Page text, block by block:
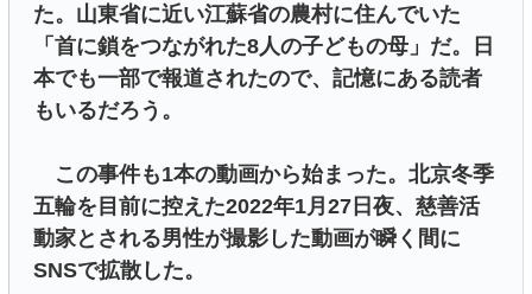
た。山東省に近い江蘇省の農村に住んでいた
「首に鎖をつながれた8人の子どもの母」だ。日
本でも一部で報道されたので、記憶にある読者
もいるだろう。
この事件も1本の動画から始まった。北京冬季
五輪を目前に控えた2022年1月27日夜、慈善活
動家とされる男性が撮影した動画が瞬く間に
SNSで拡散した。